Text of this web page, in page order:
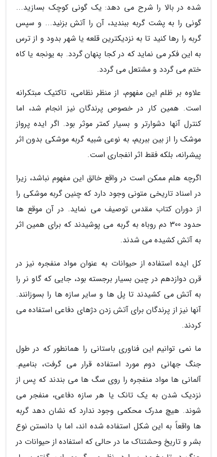
شده در بالا را شرح می دهد: یک گونی کوچک بسازید...
گونی را به پشت گربه ببندید، آن را آتش بزنید... و سپس
گربه را رها کنید تا به نزدیکترین قلعه یا شهر بدود و از ترس
به این فکر می نماید که در کجا پنهان گردد. به یونجه یا کاه
ختم می گردد و مشتعل می گردد.
علاوه بر ظلم این مفهوم، از منظر نظامی، تاکتیک مبتکرانه
است. همین کار در خصوص پرندگان نیز انجام شد، اما
کنترل آنها دشوارتر و بسیار کمتر موثر بود. اگر ایده پرواز
موشک را از بین ببریم، به نوعی شبیه گربه موشکی بدون اثر
پیشرانه، بلکه فقط اثر انفجاری است.
اگرچه هلم ممکن است در واقع خالق این مفهوم نباشد، زیرا
در اسناد تاریخی متونی وجود دارد که چنین گربه موشکی را
از دوران کتاب مقدس توصیف می نماید. در آن موقع ها
حدود 300 دم روباه به گربه می پوشیدند که برای همین اثر
به آتش کشیده می شدند.
کل ایده استفاده از حیوانات به عنوان مواد منفجره نیز در
قرن دوازدهم در چین بسیار برجسته بود، جایی که گاو نر را
به آتش می کشیدند تا پل ها و سایر سازه ها را بسوزانند.
آنها نیز از پرندگان برای آتش زدن دژهای دفاعی استفاده می
کردند.
ما نمی توانیم این فناوری باستانی را همانطور که در طول
جنگ جهانی دوم مورد استفاده قرار می گرفت، بنامیم.
آلمانی ها مواد منفجره را روی سگ ها می بندند که پس از
نزدیک شدن به یک تانک یا هر سازه دفاعی، منفجر می
شوند. هیچ مدرک محکمی وجود ندارد که نشان دهد گربه
ها واقعاً به این شکل استفاده شده اند، اما با دانستن نوع
بشر و تاریخ وحشتناک ما در حالی که استفاده از حیوانات در